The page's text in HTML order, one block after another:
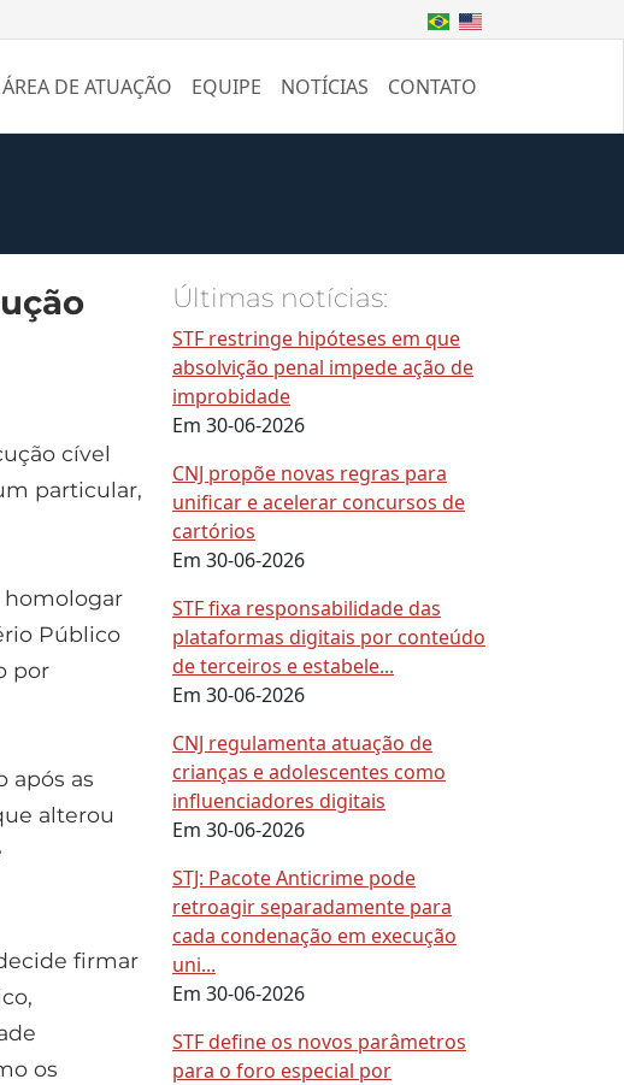
ÁREA DE ATUAÇÃO EQUIPE NOTÍCIAS CONTATO
cível
particular,
homologar
Público
por
após as
alterou
firmar
os
Últimas notícias:
STF restringe hipóteses em que
absolvição penal impede ação de
improbidade
Em 30-06-2026
CNJ propõe novas regras para
unificar e acelerar concursos de
cartórios
Em 30-06-2026
STF fixa responsabilidade das
plataformas digitais por conteúdo
de terceiros e estabele...
Em 30-06-2026
CNJ regulamenta atuação de
crianças e adolescentes como
influenciadores digitais
Em 30-06-2026
STJ: Pacote Anticrime pode
retroagir separadamente para
cada condenação em execução
uni...
Em 30-06-2026
STF define os novos parâmetros
para o foro especial por